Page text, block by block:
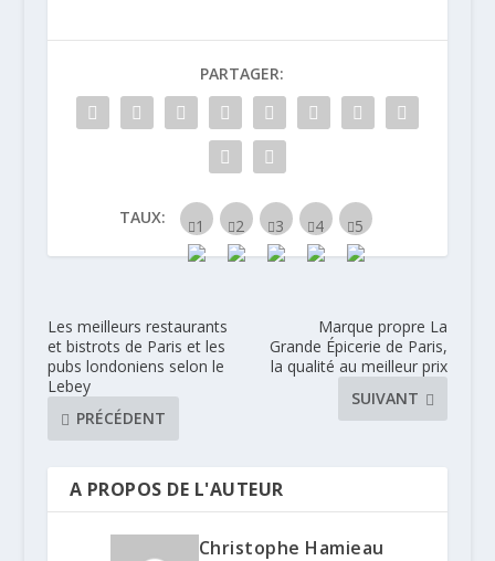
PARTAGER:
TAUX:
Les meilleurs restaurants
et bistrots de Paris et les
pubs londoniens selon le
Lebey
PRÉCÉDENT
Marque propre La
Grande Épicerie de Paris,
la qualité au meilleur prix
SUIVANT
A PROPOS DE L'AUTEUR
Christophe Hamieau